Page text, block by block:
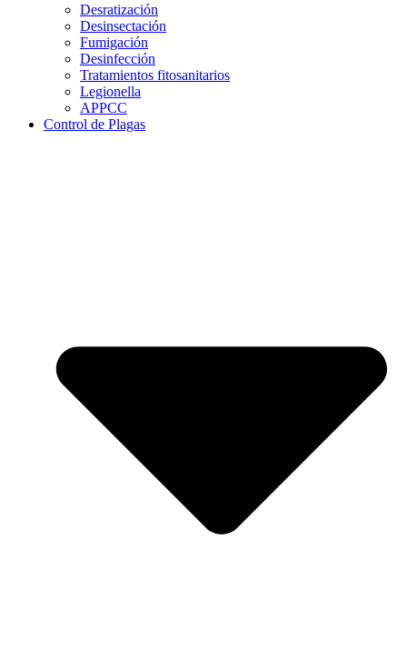
Desratización
Desinsectación
Fumigación
Desinfección
Tratamientos fitosanitarios
Legionella
APPCC
Control de Plagas